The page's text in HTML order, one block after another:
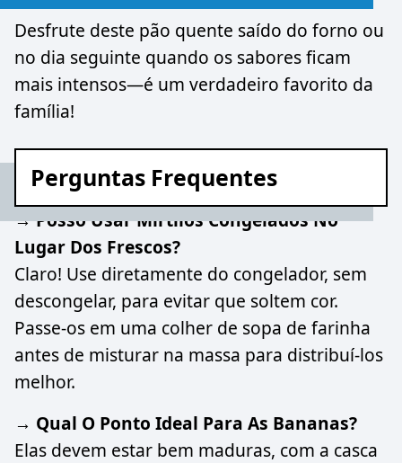
Desfrute deste pão quente saído do forno ou
no dia seguinte quando os sabores ficam
mais intensos—é um verdadeiro favorito da
família!
Perguntas Frequentes
→ Posso Usar Mirtilos Congelados No
Lugar Dos Frescos?
Claro! Use diretamente do congelador, sem
descongelar, para evitar que soltem cor.
Passe-os em uma colher de sopa de farinha
antes de misturar na massa para distribuí-los
melhor.
→ Qual O Ponto Ideal Para As Bananas?
Elas devem estar bem maduras, com a casca